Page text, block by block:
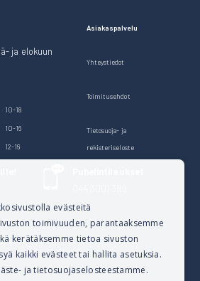
ja elokuun
10-18
10-16
12-16
Asiakaspalvelu
Yhteystiedot
Toimitusehdot
Tietosuoja- ja
rekisteriseloste
evästeitä
toimivuuden, parantaaksemme
kerätäksemme tietoa sivuston
kaikki evästeet tai hallita asetuksia.
ja tietosuojaselosteestamme.